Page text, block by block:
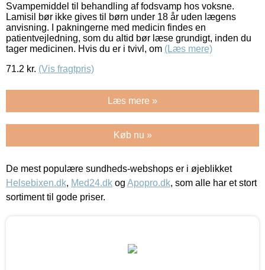
Svampemiddel til behandling af fodsvamp hos voksne.
Lamisil bør ikke gives til børn under 18 år uden lægens
anvisning. I pakningerne med medicin findes en
patientvejledning, som du altid bør læse grundigt, inden du
tager medicinen. Hvis du er i tvivl, om (Læs mere)
71.2 kr. (Vis fragtpris)
Læs mere »
Køb nu »
De mest populære sundheds-webshops er i øjeblikket
Helsebixen.dk, Med24.dk og Apopro.dk, som alle har et stort
sortiment til gode priser.